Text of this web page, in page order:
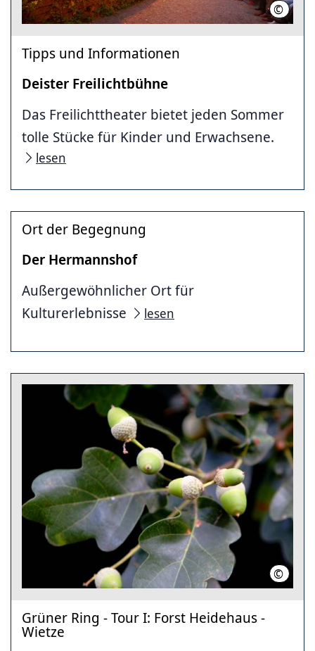
©
Tipps und Informationen
Deister Freilichtbühne
Das Freilichttheater bietet jeden Sommer
tolle Stücke für Kinder und Erwachsene.
lesen
Ort der Begegnung
Der Hermannshof
Außergewöhnlicher Ort für
Kulturerlebnisse
lesen
©
Grüner Ring - Tour I: Forst Heidehaus -
Wietze